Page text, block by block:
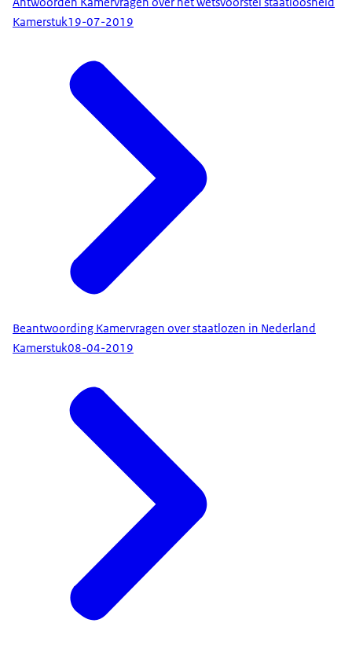
Kamerstuk19-07-2019
Beantwoording Kamervragen over staatlozen in Nederland
Kamerstuk08-04-2019